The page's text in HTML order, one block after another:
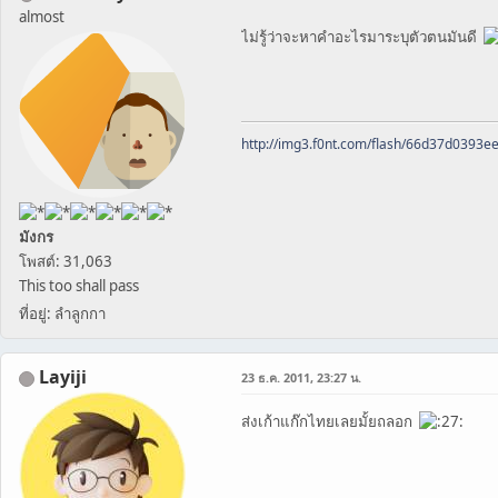
almost
มังกร
โพสต์: 31,063
This too shall pass
ที่อยู่: ลำลูกกา
ไม่รู้ว่าจะหาคำอะไรมาระบุตัวตนมันดี
http://img3.f0nt.com/flash/
Layiji 23 ธ.ค. 2011, 23:27 น.
ส่งเก้าแก๊กไทยเลยมั้ยถลอก